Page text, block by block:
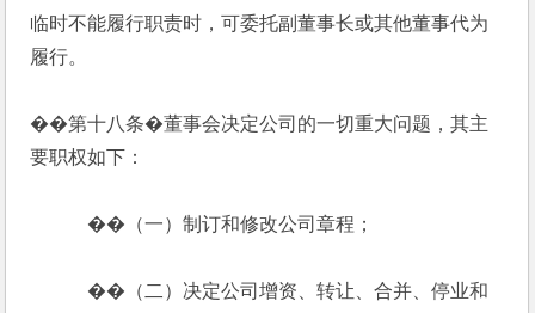
临时不能履行职责时，可委托副董事长或其他董事代为
履行。
��第十八条�董事会决定公司的一切重大问题，其主
要职权如下：
��（一）制订和修改公司章程；
��（二）决定公司增资、转让、合并、停业和